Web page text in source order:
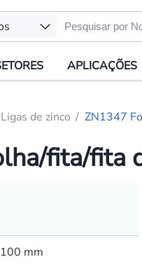
APLICAÇÕES
Ligas de zinco ZN1347
fita/fita
mm